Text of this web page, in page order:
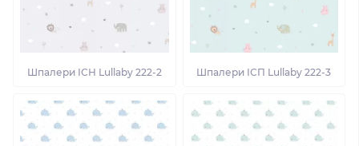
Шпалери ІСН Lullaby 222-2 Шпалери ІСП Lullaby 222-3